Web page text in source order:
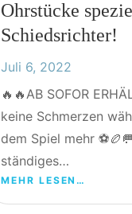
Ohrstücke
Schiedsrichter!
Juli 6, 2022
🔥🔥AB SOFOR
keine Schmerzen
dem Spiel mehr
ständiges…
MEHR LESEN…